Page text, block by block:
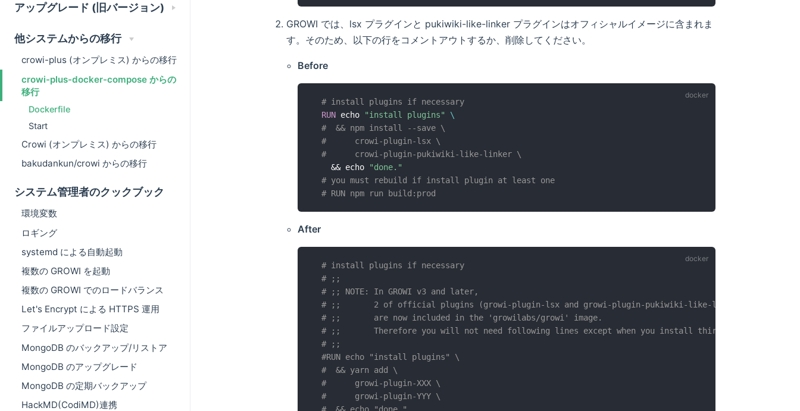
アップグレード (旧バージョン)
他システムからの移行
crowi-plus (オンプレミス) からの移行
crowi-plus-docker-compose からの
移行
Dockerfile
Start
Crowi (オンプレミス) からの移行
bakudankun/crowi からの移行
システム管理者のクックブック
環境変数
ロギング
systemd による自動起動
複数の GROWI を起動
複数の GROWI でのロードバランス
Let's Encrypt による HTTPS 運用
ファイルアップロード設定
MongoDB のバックアップ/リストア
MongoDB のアップグレード
MongoDB の定期バックアップ
HackMD(CodiMD)連携
GROWI では、lsx プラグインと pukiwiki-like-linker プラグインはオフィシャルイメージに含まれま
す。そのため、以下の行をコメントアウトするか、削除してください。
Before
# install plugins if necessary
RUN echo "install plugins"
\
#  && npm install --save \
#      crowi-plugin-lsx \
#      crowi-plugin-pukiwiki-like-linker \
    && echo
"done."
# you must rebuild if install plugin at least one
# RUN npm run build:prod
After
# install plugins if necessary
# ;;
# ;; NOTE: In GROWI v3 and later,
# ;;       2 of official plugins (growi-plugin-lsx and growi-plugin-pukiwiki-like-linker)
# ;;       are now included in the 'growilabs/growi' image.
# ;;       Therefore you will not need following lines except when you install third-party plugins.
# ;;
#RUN echo "install plugins" \
#  && yarn add \
#      growi-plugin-XXX \
#      growi-plugin-YYY \